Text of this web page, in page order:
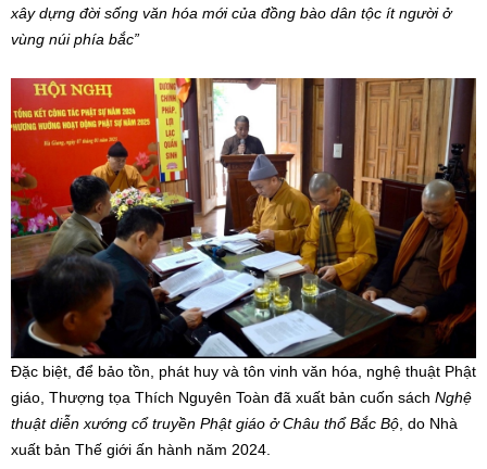
xây dựng đời sống văn hóa mới của đồng bào dân tộc ít người ở
vùng núi phía bắc”
Đặc biệt, để bảo tồn, phát huy và tôn vinh văn hóa, nghệ thuật Phật
giáo, Thượng tọa Thích Nguyên Toàn đã xuất bản cuốn sách Nghệ
thuật diễn xướng cổ truyền Phật giáo ở Châu thổ Bắc Bộ, do Nhà
xuất bản Thế giới ấn hành năm 2024.